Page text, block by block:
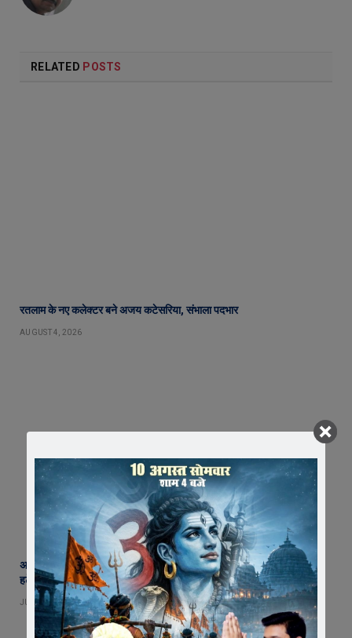
RELATED POSTS
रतलाम के नए कलेक्टर बने अजय कटेसरिया, संभाला पदभार
AUGUST 4, 2026
अब नहीं चलेगी लापरवाही ! एक माह में बंद होंगे सभी अवैध कट, फोरलेन पर झाडय़िां
हटेंगी, हादसों पर लगाम कसने उतरा प्रशासन
JULY 30, 2026